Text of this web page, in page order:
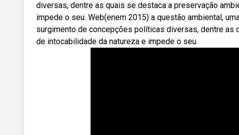
diversas, dentre as quais se destaca a preservação
impede o seu. Web(enem 2015) a questão ambiental,
surgimento de concepções políticas diversas, dentre as
de intocabilidade da natureza e impede o seu.